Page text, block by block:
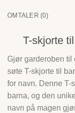
OMTALER (0)
T-skjorte
Gjør garderoben til
søte T-skjorte til
for navn. Denne T-
barna, og den
navn på magen